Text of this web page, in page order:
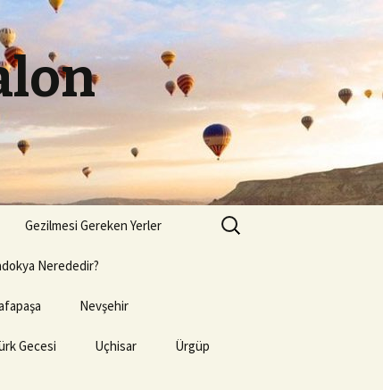
Gezilmesi Gereken Yerler
Nerededir?
Nevşehir
Gecesi Uçhisar Ürgüp
Arama: